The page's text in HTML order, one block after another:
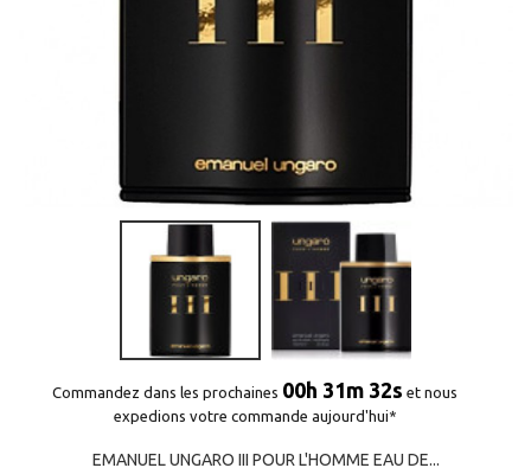
Commandez dans les prochaines 00h 31m 32s et nous
expedions votre commande aujourd'hui*
EMANUEL UNGARO III POUR L'HOMME EAU DE...